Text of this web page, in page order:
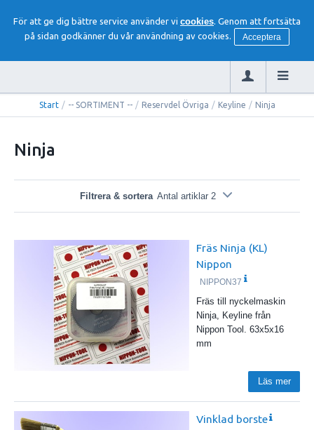
För att ge dig bättre service använder vi cookies. Genom att fortsätta
på sidan godkänner du vår användning av cookies.
Acceptera
Start / -- SORTIMENT -- / Reservdel Övriga / Keyline / Ninja
Ninja
Filtrera & sortera Antal artiklar 2
Fräs Ninja (KL)
Nippon
NIPPON37
Fräs till nyckelmaskin
Ninja, Keyline från
Nippon Tool. 63x5x16
mm
Läs mer
Vinklad borste